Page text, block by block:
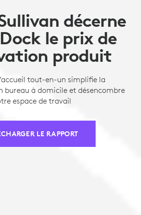
décerne
le prix de
produit
tout-en-un simplifie la
bureau à domicile et désencombre
espace de travail
LE RAPPORT